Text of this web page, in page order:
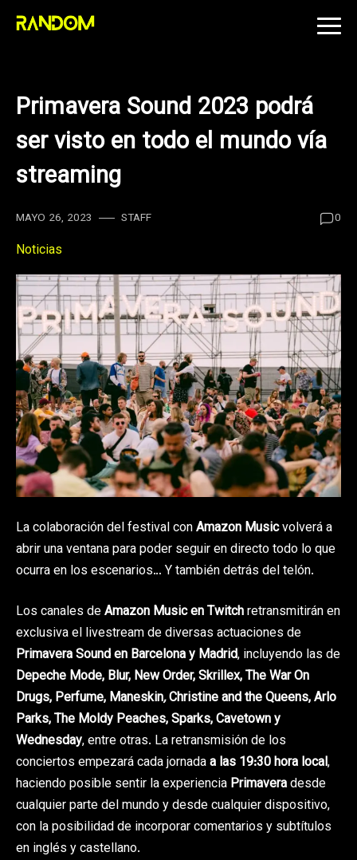
Skip
Primavera Sound 2023 podrá
ser visto en todo el mundo vía
streaming
MAYO 26, 2023 STAFF 0
Noticias
La colaboración del festival conAmazon Musicvolverá a
abrir una ventana para poder seguir en directo todo lo que
ocurra en los escenarios… Y también detrás del telón.
Los canales deAmazon Music en Twitchretransmitirán en
exclusiva el livestream de diversas actuaciones de
Primavera Sound en Barcelona y Madrid, incluyendo las de
Depeche Mode, Blur, New Order, Skrillex, The War On
Drugs, Perfume, Maneskin,Christine and the Queens, Arlo
Parks, The Moldy Peaches, Sparks, Cavetown y
Wednesday, entre otras. La retransmisión de los
conciertos empezará cada jornadaa las 19:30 hora local,
haciendo posible sentir la experiencia Primaveradesde
cualquier parte del mundo y desde cualquier dispositivo,
con la posibilidad de incorporar comentarios y subtítulos
en inglés y castellano.